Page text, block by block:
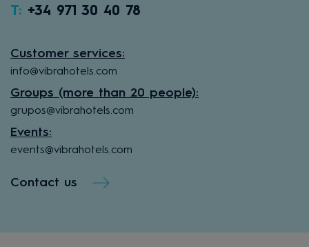
T: +34 971 30 40 78
Customer services:
info@vibrahotels.com
Groups (more than 20 people):
grupos@vibrahotels.com
Events:
events@vibrahotels.com
Contact us